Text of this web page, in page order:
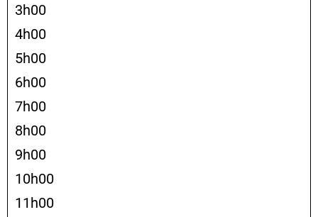
3h00
4h00
5h00
6h00
7h00
8h00
9h00
10h00
11h00